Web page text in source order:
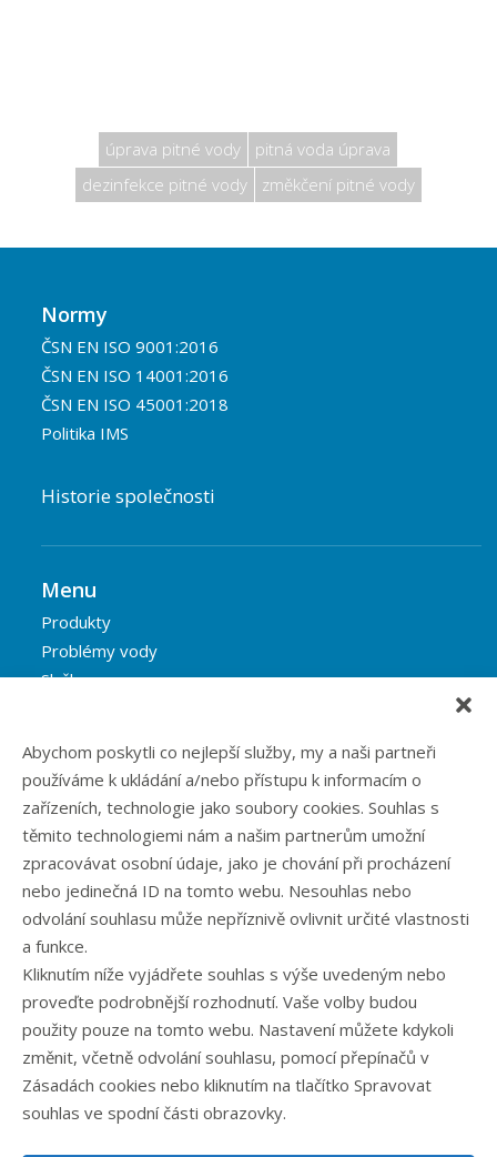
Abychom poskytli co nejlepší služby, my a naši partneři
používáme k ukládání a/nebo přístupu k informacím o
zařízeních, technologie jako soubory cookies. Souhlas s
těmito technologiemi nám a našim partnerům umožní
zpracovávat osobní údaje, jako je chování při procházení
nebo jedinečná ID na tomto webu. Nesouhlas nebo
odvolání souhlasu může nepříznivě ovlivnit určité vlastnosti
a funkce.
Kliknutím níže vyjádřete souhlas s výše uvedeným nebo
proveďte podrobnější rozhodnutí. Vaše volby budou
použity pouze na tomto webu. Nastavení můžete kdykoli
změnit, včetně odvolání souhlasu, pomocí přepínačů v
Zásadách cookies nebo kliknutím na tlačítko Spravovat
souhlas ve spodní části obrazovky.
úprava pitné vody
pitná voda úprava
dezinfekce pitné vody
změkčení pitné vody
Normy
ČSN EN ISO 9001:2016
ČSN EN ISO 14001:2016
ČSN EN ISO 45001:2018
Politika IMS
Historie společnosti
Menu
Produkty
Problémy vody
Služby
Eshop
Rubriky článků
Články
Podcast
Případové studie
Realizované zakázky
Slovník
Zaměstnání